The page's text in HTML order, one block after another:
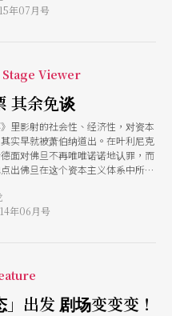
，「扮演」与「伪装」正是莎剧中
年07月号
Stage Viewer
其余免谈
里影射的社会性、经济性，对资本
实早就被萧伯纳道出。在叶利尼克
面对佛旦不再唯唯诺诺地认罪，而
出佛旦在这个资本主义体系中所犯
Poschner合作下，三月初搬上柏林
，以演员、歌剧歌手，和舞台上的
年06月号
」出发 剧场变变变！